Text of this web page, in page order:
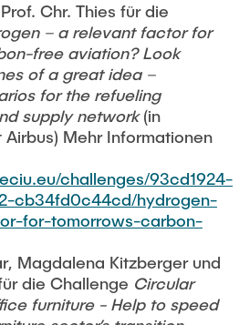
Chr. Thies für die
– a relevant factor for
free aviation? Look
of a great idea –
for the refueling
supply network(in
Airbus) Mehr Informationen
challenges/93cd1924-
cb34fd0c44cd/hydrogen-
for-tomorrows-carbon-
Magdalena Kitzberger und
die Challenge Circular
furniture - Help to speed